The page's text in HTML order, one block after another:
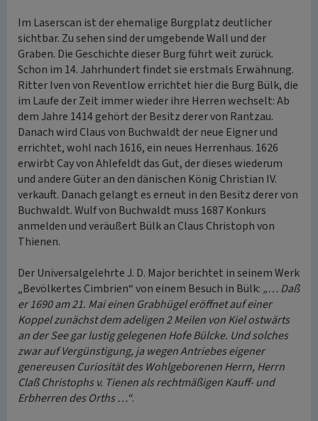
Im Laserscan ist der ehemalige Burgplatz deutlicher
sichtbar. Zu sehen sind der umgebende Wall und der
Graben. Die Geschichte dieser Burg führt weit zurück.
Schon im 14. Jahrhundert findet sie erstmals Erwähnung.
Ritter Iven von Reventlow errichtet hier die Burg Bülk, die
im Laufe der Zeit immer wieder ihre Herren wechselt: Ab
dem Jahre 1414 gehört der Besitz derer von Rantzau.
Danach wird Claus von Buchwaldt der neue Eigner und
errichtet, wohl nach 1616, ein neues Herrenhaus. 1626
erwirbt Cay von Ahlefeldt das Gut, der dieses wiederum
und andere Güter an den dänischen König Christian IV.
verkauft. Danach gelangt es erneut in den Besitz derer von
Buchwaldt. Wulf von Buchwaldt muss 1687 Konkurs
anmelden und veräußert Bülk an Claus Christoph von
Thienen.
Der Universalgelehrte J. D. Major berichtet in seinem Werk
„Bevölkertes Cimbrien“ von einem Besuch in Bülk: „… Daß
er 1690 am 21. Mai einen Grabhügel eröffnet auf einer
Koppel zunächst dem adeligen 2 Meilen von Kiel ostwärts
an der See gar lustig gelegenen Hofe Bülcke. Und solches
zwar auf Vergünstigung, ja wegen Antriebes eigener
genereusen Curiosität des Wohlgeborenen Herrn, Herrn
Claß Christophs v. Tienen als rechtmäßigen Kauff- und
Erbherren des Orths …“.